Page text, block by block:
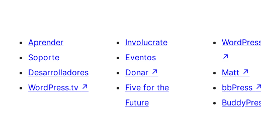
Aprender
Soporte
Desarrolladores
WordPress.tv ↗
Involucrate
Eventos
Donar ↗
Five for the
Future
↗
Matt ↗
bbPress ↗